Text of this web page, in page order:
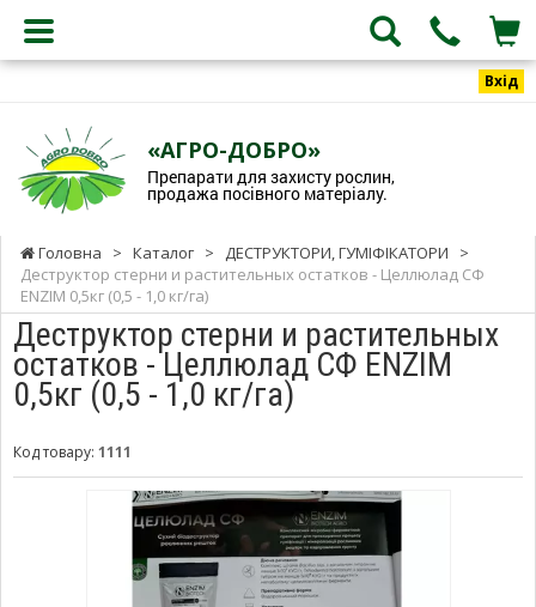
Вхід
«АГРО-ДОБРО»
Препарати для захисту рослин,
продажа посівного матеріалу.
Головна > Каталог > ДЕСТРУКТОРИ, ГУМІФІКАТОРИ
>
Деструктор стерни и растительных остатков - Целлюлад СФ
ENZIM 0,5кг (0,5 - 1,0 кг/га)
Деструктор стерни и растительных
остатков - Целлюлад СФ ENZIM
0,5кг (0,5 - 1,0 кг/га)
Код товару: 1111